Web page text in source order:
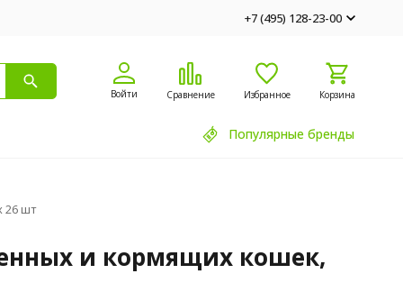
+7 (495) 128-23-00
Войти Сравнение Избранное Корзина
Популярные бренды
26 шт
и кормящих кошек,